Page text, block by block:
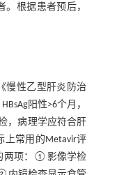
根据患者预后，
慢性乙型肝炎防治
阳性>6个月，
，病理学应符合肝
上常用的Metavir评
两项：①影像学检